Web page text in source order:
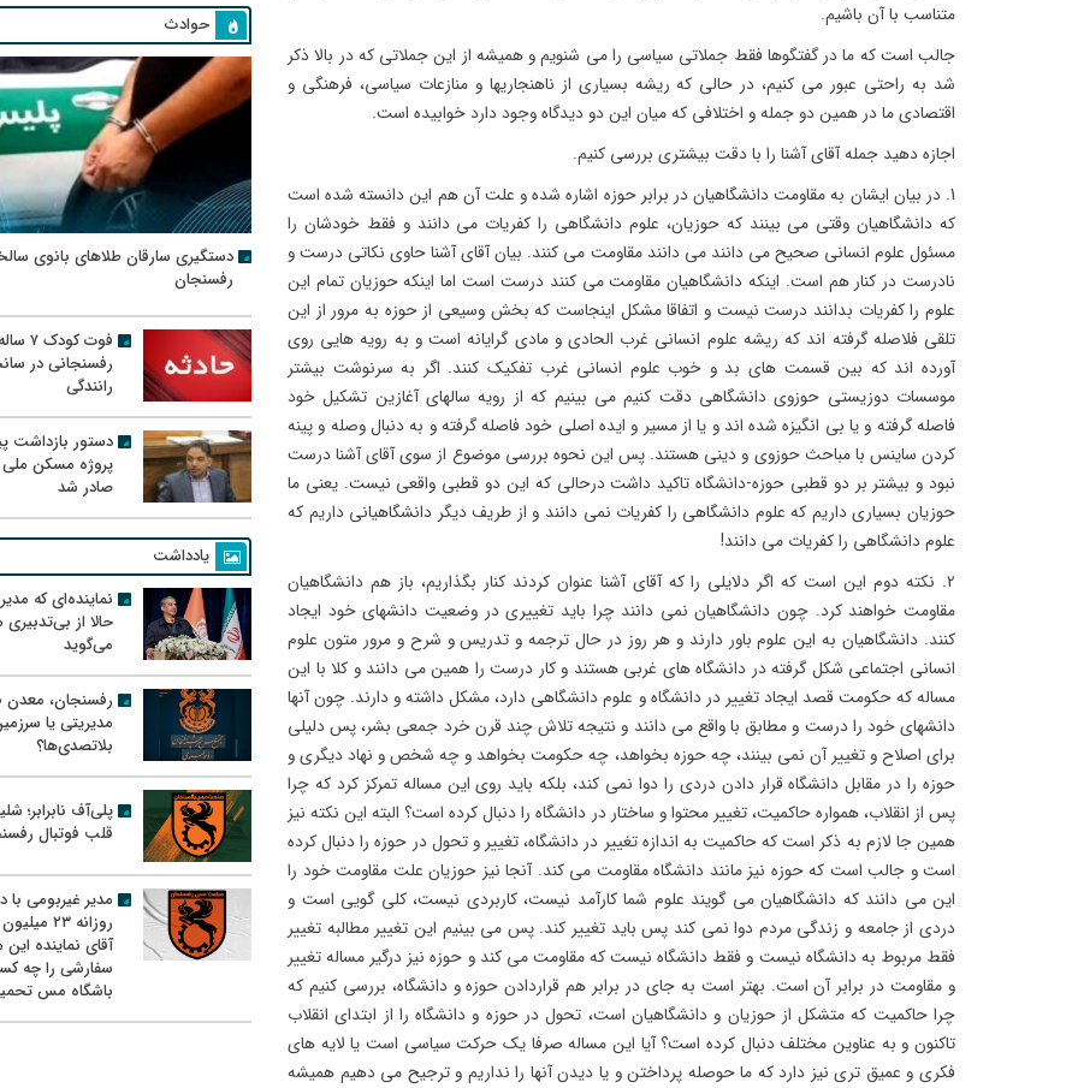
متناسب با آن باشیم.
جالب است که ما در گفتگوها فقط جملاتی سیاسی را می شنویم و همیشه از این جملاتی که در بالا ذکر
شد به راحتی عبور می کنیم، در حالی که ریشه بسیاری از ناهنجاریها و منازعات سیاسی، فرهنگی و
اقتصادی ما در همین دو جمله و اختلافی که میان این دو دیدگاه وجود دارد خوابیده است.
اجازه دهید جمله آقای آشنا را با دقت بیشتری بررسی کنیم.
1. در بیان ایشان به مقاومت دانشگاهیان در برابر حوزه اشاره شده و علت آن هم این دانسته شده است
که دانشگاهیان وقتی می بینند که حوزیان، علوم دانشگاهی را کفریات می دانند و فقط خودشان را
مسئول علوم انسانی صحیح می دانند می دانند مقاومت می کنند. بیان آقای آشنا حاوی نکاتی درست و
نادرست در کنار هم است. اینکه دانشگاهیان مقاومت می کنند درست است اما اینکه حوزیان تمام این
علوم را کفریات بدانند درست نیست و اتفاقا مشکل اینجاست که بخش وسیعی از حوزه به مرور از این
تلقی فلاصله گرفته اند که ریشه علوم انسانی غرب الحادی و مادی گرایانه است و به رویه هایی روی
آورده اند که بین قسمت های بد و خوب علوم انسانی غرب تفکیک کنند. اگر به سرنوشت بیشتر
موسسات دوزیستی حوزوی دانشگاهی دقت کنیم می بینیم که از رویه سالهای آغازین تشکیل خود
فاصله گرفته و یا بی انگیزه شده اند و یا از مسیر و ایده اصلی خود فاصله گرفته و به دنبال وصله و پینه
کردن ساینس با مباحث حوزوی و دینی هستند. پس این نحوه بررسی موضوع از سوی آقای آشنا درست
نبود و بیشتر بر دو قطبی حوزه-دانشگاه تاکید داشت درحالی که این دو قطبی واقعی نیست. یعنی ما
حوزیان بسیاری داریم که علوم دانشگاهی را کفریات نمی دانند و از طریف دیگر دانشگاهیانی داریم که
علوم دانشگاهی را کفریات می دانند!
2. نکته دوم این است که اگر دلایلی را که آقای آشنا عنوان کردند کنار بگذاریم، باز هم دانشگاهیان
مقاومت خواهند کرد. چون دانشگاهیان نمی دانند چرا باید تغییری در وضعیت دانشهای خود ایجاد
کنند. دانشگاهیان به این علوم باور دارند و هر روز در حال ترجمه و تدریس و شرح و مرور متون علوم
انسانی اجتماعی شکل گرفته در دانشگاه های غربی هستند و کار درست را همین می دانند و کلا با این
مساله که حکومت قصد ایجاد تغییر در دانشگاه و علوم دانشگاهی دارد، مشکل داشته و دارند. چون آنها
دانشهای خود را درست و مطابق با واقع می دانند و نتیجه تلاش چند قرن خرد جمعی بشر، پس دلیلی
برای اصلاح و تغییر آن نمی بینند، چه حوزه بخواهد، چه حکومت بخواهد و چه شخص و نهاد دیگری و
حوزه را در مقابل دانشگاه قرار دادن دردی را دوا نمی کند، بلکه باید روی این مساله تمرکز کرد که چرا
پس از انقلاب، همواره حاکمیت، تغییر محتوا و ساختار در دانشگاه را دنبال کرده است؟ البته این نکته نیز
همین جا لازم به ذکر است که حاکمیت به اندازه تغییر در دانشگاه، تغییر و تحول در حوزه را دنبال کرده
است و جالب است که حوزه نیز مانند دانشگاه مقاومت می کند. آنجا نیز حوزیان علت مقاومت خود را
این می دانند که دانشگاهیان می گویند علوم شما کارآمد نیست، کاربردی نیست، کلی گویی است و
دردی از جامعه و زندگی مردم دوا نمی کند پس باید تغییر کند. پس می بینیم این تغییر مطالبه تغییر
فقط مربوط به دانشگاه نیست و فقط دانشگاه نیست که مقاومت می کند و حوزه نیز درگیر مساله تغییر
و مقاومت در برابر آن است. بهتر است به جای در برابر هم قراردادن حوزه و دانشگاه، بررسی کنیم که
چرا حاکمیت که متشکل از حوزیان و دانشگاهیان است، تحول در حوزه و دانشگاه را از ابتدای انقلاب
تاکنون و به عناوین مختلف دنبال کرده است؟ آیا این مساله صرفا یک حرکت سیاسی است یا لایه های
فکری و عمیق تری نیز دارد که ما حوصله پرداختن و یا دیدن آنها را نداریم و ترجیح می دهیم همیشه
حوادث
دستگیری سارقان طلاهای بانوی
رفسنجان
فوت کودک ۷ ساله
رفسنجانی در
رانندگی
دستور بازداشت
پروژه مسکن
صادر شد
یادداشت
نماینده‌ای که
حالا از
می‌گوید
رفسنجان، معدن
مدیریتی یا
بلاتصدی‌ها؟
پلی‌آف نابرابر؛
قلب فوتبال
مدیر غیربومی با
روزانه ۲۳
آقای نماینده این
سفارشی را چه
باشگاه مس